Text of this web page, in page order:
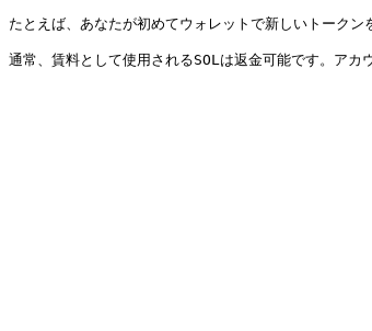
たとえば、あなたが初めてウォレットで新しいトーク